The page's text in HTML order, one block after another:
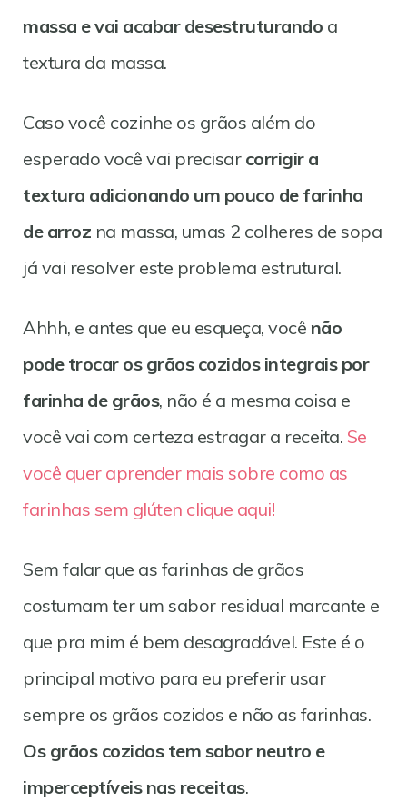
massa e vai acabar desestruturando a
textura da massa.
Caso você cozinhe os grãos além do
esperado você vai precisar corrigir a
textura adicionando um pouco de farinha
de arroz na massa, umas 2 colheres de sopa
já vai resolver este problema estrutural.
Ahhh, e antes que eu esqueça, você não
pode trocar os grãos cozidos integrais por
farinha de grãos, não é a mesma coisa e
você vai com certeza estragar a receita. Se
você quer aprender mais sobre como as
farinhas sem glúten clique aqui!
Sem falar que as farinhas de grãos
costumam ter um sabor residual marcante e
que pra mim é bem desagradável. Este é o
principal motivo para eu preferir usar
sempre os grãos cozidos e não as farinhas.
Os grãos cozidos tem sabor neutro e
imperceptíveis nas receitas.